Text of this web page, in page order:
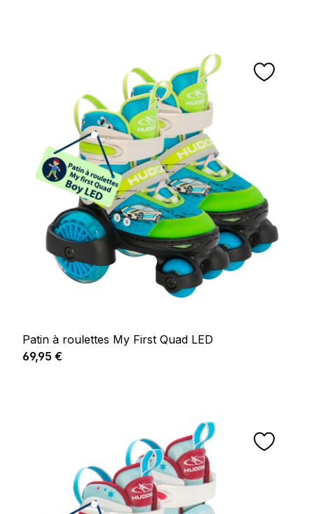
Patin à roulettes My First Quad LED
Prix régulier :
69,95 €